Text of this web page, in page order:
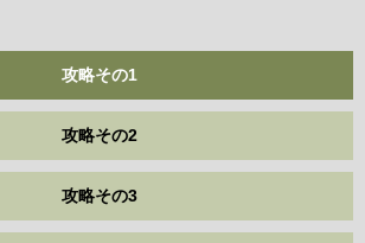
攻略その1
攻略その2
攻略その3